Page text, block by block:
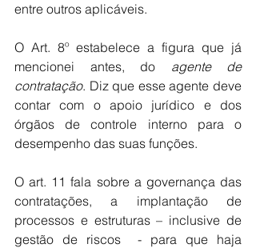
entre outros aplicáveis.
O Art. 8º estabelece a figura que já
mencionei antes, do agente de
contratação. Diz que esse agente deve
contar com o apoio jurídico e dos
órgãos de controle interno para o
desempenho das suas funções.
O art. 11 fala sobre a governança das
contratações, a implantação de
processos e estruturas – inclusive de
gestão de riscos  - para que haja